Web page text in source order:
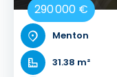
290 000 €
Menton
31.38 m²